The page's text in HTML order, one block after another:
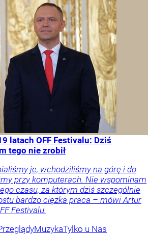
latach OFF Festivalu: Dziś
tego nie zrobił
je, wchodziliśmy na górę i do
przy komputerach. Nie wspominam
czasu, za którym dziś szczególnie
bardzo ciężka praca – mówi Artur
Festivalu.
MuzykaTylko u Nas